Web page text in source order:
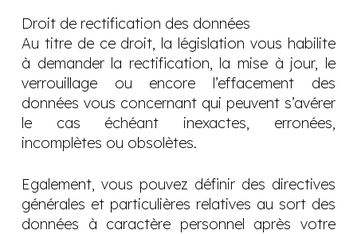
Droit de rectification des données
Au titre de ce droit, la législation vous habilite
à demander la rectification, la mise à jour, le
verrouillage ou encore l’effacement des
données vous concernant qui peuvent s’avérer
le cas échéant inexactes, erronées,
incomplètes ou obsolètes.
Egalement, vous pouvez définir des directives
générales et particulières relatives au sort des
données à caractère personnel après votre